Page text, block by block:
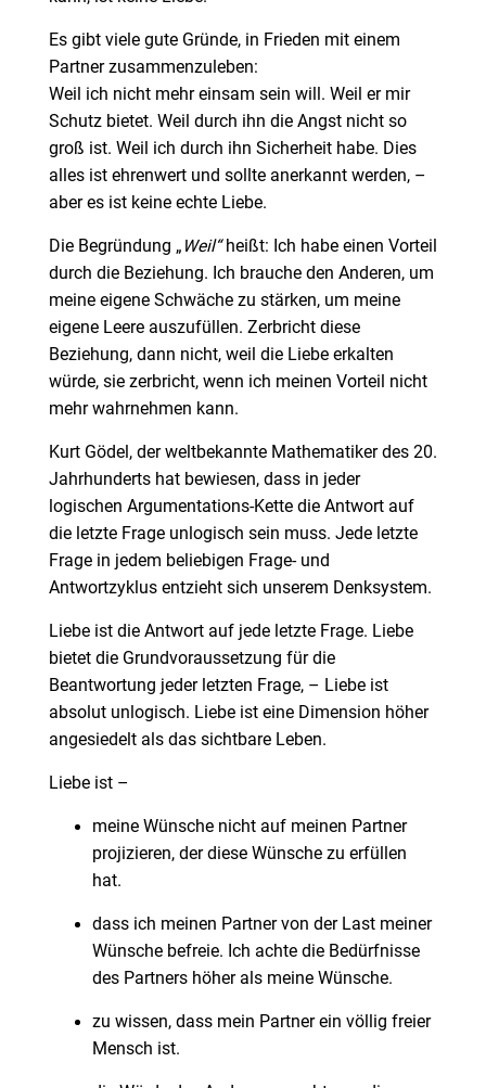
Es gibt viele gute Gründe, in Frieden mit einem
Partner zusammenzuleben:
Weil ich nicht mehr einsam sein will. Weil er mir
Schutz bietet. Weil durch ihn die Angst nicht so
groß ist. Weil ich durch ihn Sicherheit habe. Dies
alles ist ehrenwert und sollte anerkannt werden, –
aber es ist keine echte Liebe.
Die Begründung „ Weil“ heißt: Ich habe einen Vorteil
durch die Beziehung. Ich brauche den Anderen, um
meine eigene Schwäche zu stärken, um meine
eigene Leere auszufüllen. Zerbricht diese
Beziehung, dann nicht, weil die Liebe erkalten
würde, sie zerbricht, wenn ich meinen Vorteil nicht
mehr wahrnehmen kann.
Kurt Gödel, der weltbekannte Mathematiker des 20.
Jahrhunderts hat bewiesen, dass in jeder
logischen Argumentations-Kette die Antwort auf
die letzte Frage unlogisch sein muss. Jede letzte
Frage in jedem beliebigen Frage- und
Antwortzyklus entzieht sich unserem Denksystem.
Liebe ist die Antwort auf jede letzte Frage. Liebe
bietet die Grundvoraussetzung für die
Beantwortung jeder letzten Frage, – Liebe ist
absolut unlogisch. Liebe ist eine Dimension höher
angesiedelt als das sichtbare Leben.
Liebe ist –
meine Wünsche nicht auf meinen Partner
projizieren, der diese Wünsche zu erfüllen
hat.
dass ich meinen Partner von der Last meiner
Wünsche befreie. Ich achte die Bedürfnisse
des Partners höher als meine Wünsche.
zu wissen, dass mein Partner ein völlig freier
Mensch ist.